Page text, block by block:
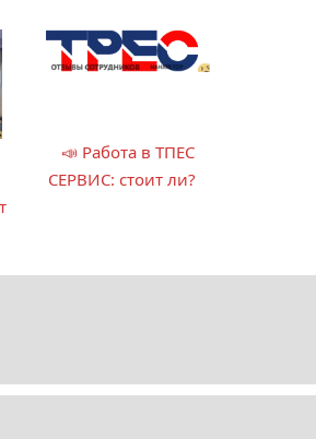
📣 Работа в ТПЕС
СЕРВИС: стоит ли?